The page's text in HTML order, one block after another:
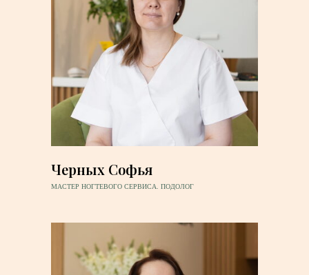
Черных Софья
МАСТЕР НОГТЕВОГО СЕРВИСА. ПОДОЛОГ